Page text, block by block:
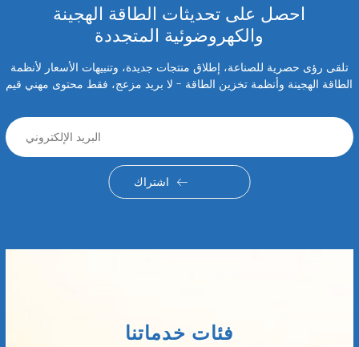
احصل على تحديثات الطاقة الهجينة
والكهروضوئية المتجددة
تلقى رؤى حصرية للصناعة، إطلاق منتجات جديدة، وتنبيهات الأسعار لأنظمة
الطاقة الهجينة وأنظمة تخزين الطاقة - لا بريد مزعج، فقط محتوى مهني قيم
اشتراك
فئات خدماتنا